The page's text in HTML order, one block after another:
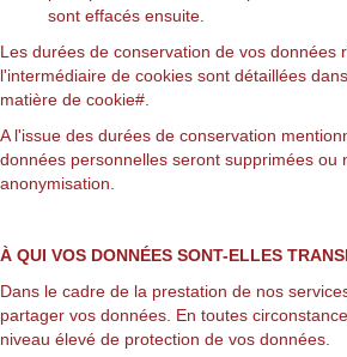
sont effacés ensuite.
Les durées de conservation de vos données
l'intermédiaire de cookies sont détaillées
matière de cookie#.
A l'issue des durées de conservation
données personnelles seront supprimées ou
anonymisation.
À QUI VOS DONNÉES SONT-ELLES
Dans le cadre de la prestation de nos
partager vos données. En toutes
niveau élevé de protection de vos données.